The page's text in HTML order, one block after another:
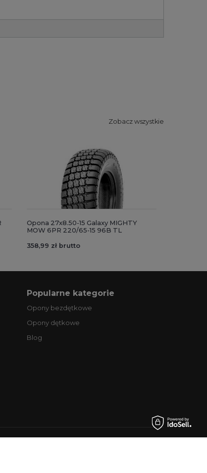
Zobacz wszystkie
Opona 27x8.50-15 Galaxy MIGHTY
MOW 6PR 220/65-15 96B TL
358,99 zł brutto
Popularne kategorie
Opony bezdętkowe
Opony dętkowe
Blog